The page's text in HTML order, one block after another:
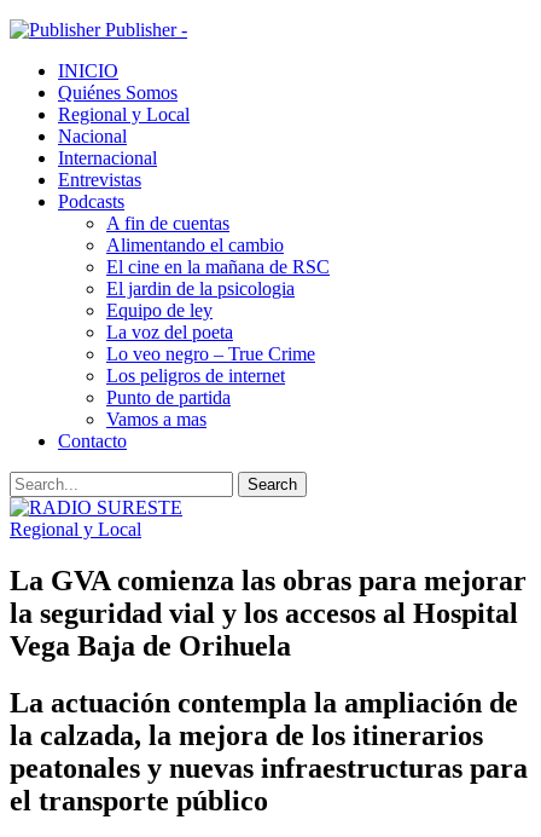
Publisher -
INICIO
Quiénes Somos
Regional y Local
Nacional
Internacional
Entrevistas
Podcasts
A fin de cuentas
Alimentando el cambio
El cine en la mañana de RSC
El jardin de la psicologia
Equipo de ley
La voz del poeta
Lo veo negro – True Crime
Los peligros de internet
Punto de partida
Vamos a mas
Contacto
Regional y Local
La GVA comienza las obras para mejorar
la seguridad vial y los accesos al Hospital
Vega Baja de Orihuela
La actuación contempla la ampliación de
la calzada, la mejora de los itinerarios
peatonales y nuevas infraestructuras para
el transporte público